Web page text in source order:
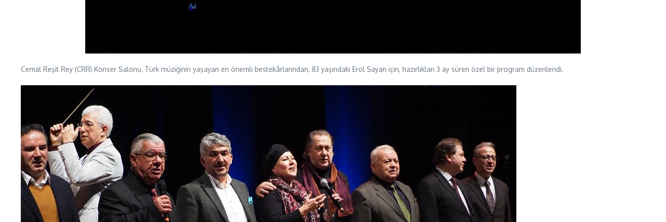
Cemal Reşit Rey (CRR) Konser Salonu, Türk müziğinin yaşayan en önemli bestekârlarından, 83 yaşındaki Erol Sayan için, hazırlıkları 3 ay süren özel bir program düzenlendi.